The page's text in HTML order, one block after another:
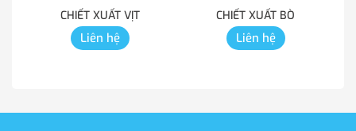
CHIẾT XUẤT VỊT
Liên hệ
CHIẾT XUẤT BÒ
Liên hệ